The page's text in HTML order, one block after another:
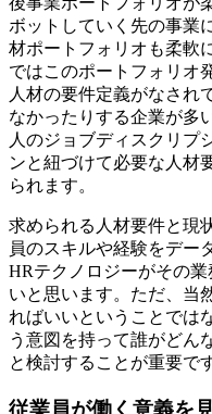
ボットしていく先の事業
材ポートフォリオも柔軟
ではこのポートフォリオ
人材の要件定義がなされ
なかったりする企業が多
人のジョブディスクリプ
ンと紐づけて必要な人材
られます。
求められる人材要件と現
員のスキルや経験をデー
HRテクノロジーがその
いと思います。ただ、当
ればいいということでは
う意図を持って誰がどん
と検討することが重要で
従業員が働く意義を